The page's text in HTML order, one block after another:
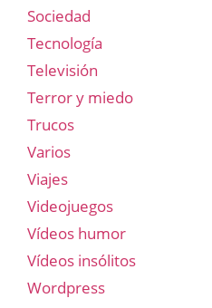
Sociedad
Tecnología
Televisión
Terror y miedo
Trucos
Varios
Viajes
Videojuegos
Vídeos humor
Vídeos insólitos
Wordpress